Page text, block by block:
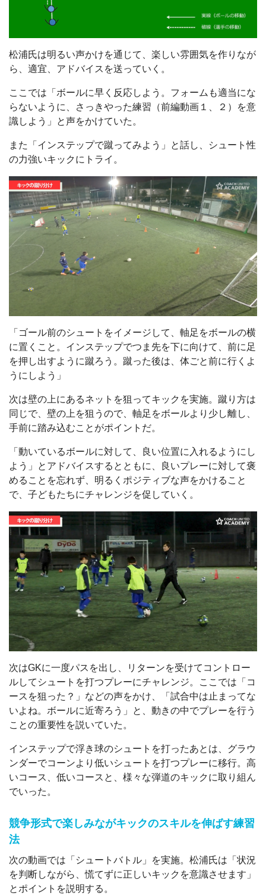
松浦氏は明るい声かけを通じて、楽しい雰囲気を作りなが
ら、適宜、アドバイスを送っていく。
ここでは「ボールに早く反応しよう。フォームも適当にな
らないように、さっきやった練習（前編動画１、２）を意
識しよう」と声をかけていた。
また「インステップで蹴ってみよう」と話し、シュート性
の力強いキックにトライ。
「ゴール前のシュートをイメージして、軸足をボールの横
に置くこと。インステップでつま先を下に向けて、前に足
を押し出すように蹴ろう。蹴った後は、体ごと前に行くよ
うにしよう」
次は壁の上にあるネットを狙ってキックを実施。蹴り方は
同じで、壁の上を狙うので、軸足をボールより少し離し、
手前に踏み込むことがポイントだ。
「動いているボールに対して、良い位置に入れるようにし
よう」とアドバイスするとともに、良いプレーに対して褒
めることを忘れず、明るくポジティブな声をかけること
で、子どもたちにチャレンジを促していく。
次はGKに一度パスを出し、リターンを受けてコントロー
ルしてシュートを打つプレーにチャレンジ。ここでは「コ
ースを狙った？」などの声をかけ、「試合中は止まってな
いよね。ボールに近寄ろう」と、動きの中でプレーを行う
ことの重要性を説いていた。
インステップで浮き球のシュートを打ったあとは、グラウ
ンダーでコーンより低いシュートを打つプレーに移行。高
いコース、低いコースと、様々な弾道のキックに取り組ん
でいった。
競争形式で楽しみながキックのスキルを伸ばす練習
法
次の動画では「シュートバトル」を実施。松浦氏は「状況
を判断しながら、慌てずに正しいキックを意識させます」
とポイントを説明する。